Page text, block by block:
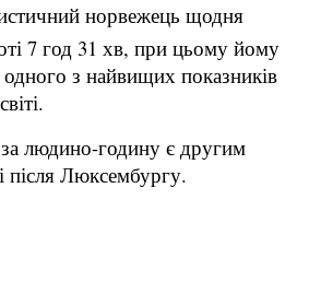
норвежець щодня
7 год 31 хв, при цьому йому
одного з найвищих показників
людино-годину є другим
після Люксембургу.